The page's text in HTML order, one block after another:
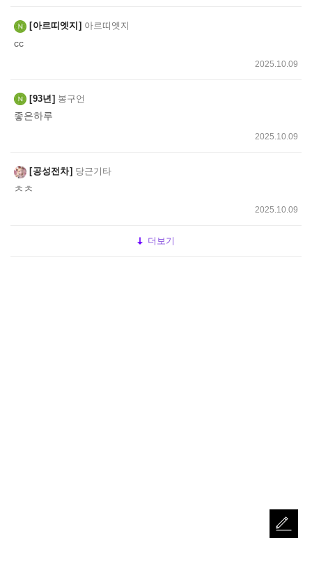
아르띠엣지 아르띠엣지
cc
2025.10.09
93년 봉구언
좋은하루
2025.10.09
공성전차 당근기타
ㅊㅊ
2025.10.09
더보기